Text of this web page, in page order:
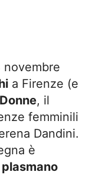
novembre
a Firenze (e
, il
femminili
Dandini.
è